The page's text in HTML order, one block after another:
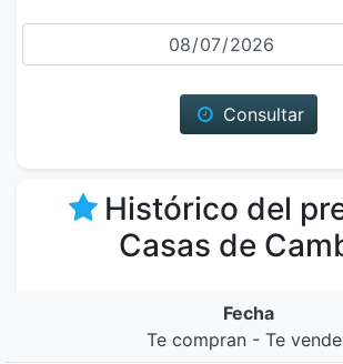
Fecha
Consultar
Histórico del
Casas de
Fecha
Te compran - Te